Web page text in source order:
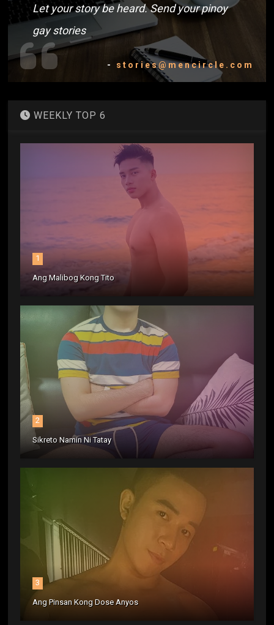
Let your story be heard. Send your pinoy
gay stories
- stories@mencircle.com
WEEKLY TOP 6
1
Ang Malibog Kong Tito
2
Sikreto Namin Ni Tatay
3
Ang Pinsan Kong Dose Anyos